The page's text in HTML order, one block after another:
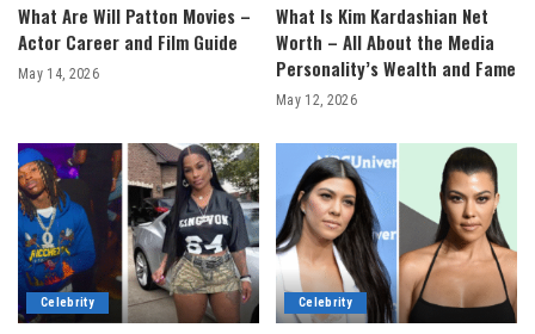
What Are Will Patton Movies –
Actor Career and Film Guide
May 14, 2026
What Is Kim Kardashian Net
Worth – All About the Media
Personality’s Wealth and Fame
May 12, 2026
Celebrity Celebrity